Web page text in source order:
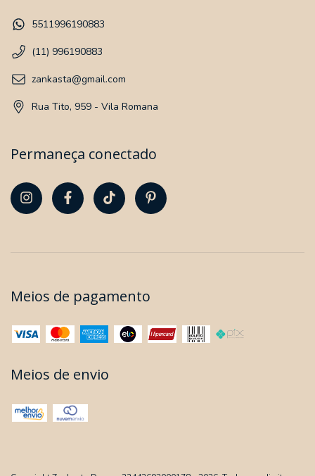
5511996190883
(11) 996190883
zankasta@gmail.com
Rua Tito, 959 - Vila Romana
Permaneça conectado
Meios de pagamento
Meios de envio